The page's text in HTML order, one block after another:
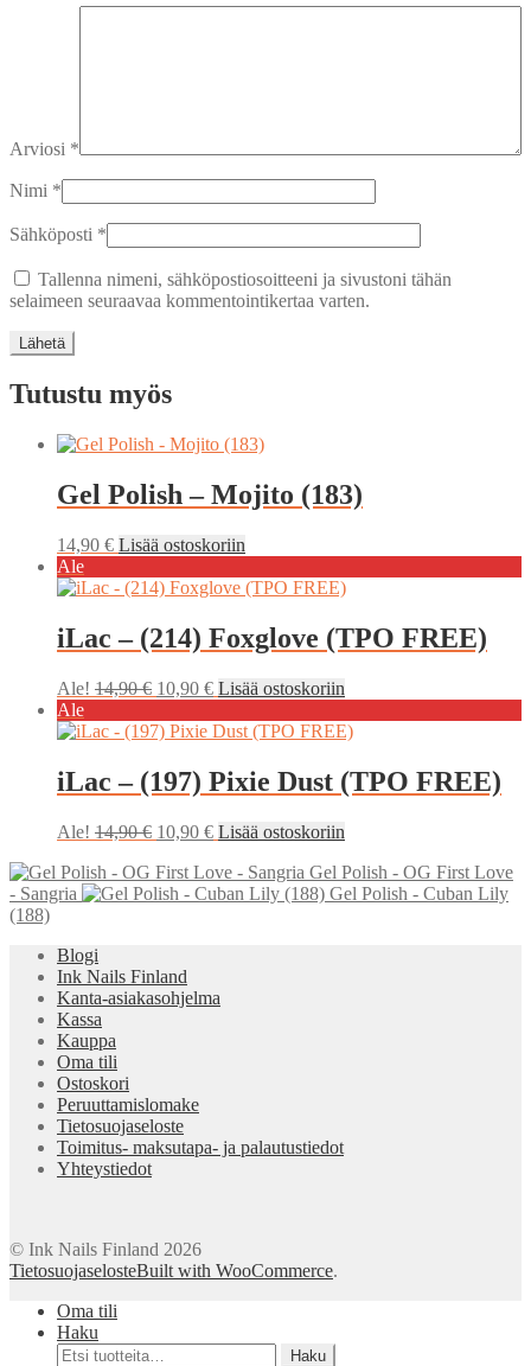
Arviosi *
Nimi *
Sähköposti *
Tallenna nimeni, sähköpostiosoitteeni ja sivustoni tähän
selaimeen seuraavaa kommentointikertaa varten.
Tutustu myös
Gel Polish – Mojito (183)
14,90 € Lisää ostoskoriin
Ale
iLac – (214) Foxglove (TPO FREE)
Ale! 14,90€ Alkuperäinen
oli:
10,90 €Nykyinen
on:
Lisää ostoskoriin
Ale
iLac – (197) Pixie Dust (TPO FREE)
Ale! 14,90€ Alkuperäinen
oli:
14,90 €.
10,90 €Nykyinen
on:
10,90 €.
Lisää ostoskoriin
Gel Polish - OG First Love
- Sangria
Gel Polish - Cuban Lily
(188)
Blogi
Ink Nails Finland
Kanta-asiakasohjelma
Kassa
Kauppa
Oma tili
Ostoskori
Peruuttamislomake
Tietosuojaseloste
Toimitus- maksutapa- ja palautustiedot
Yhteystiedot
© Ink Nails Finland 2026
TietosuojaselosteBuilt with WooCommerce.
Oma tili
Haku
Etsi:
Haku